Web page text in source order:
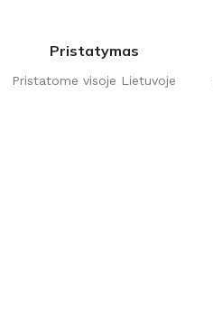
Pristatymas
Pristatome visoje Lietuvoje